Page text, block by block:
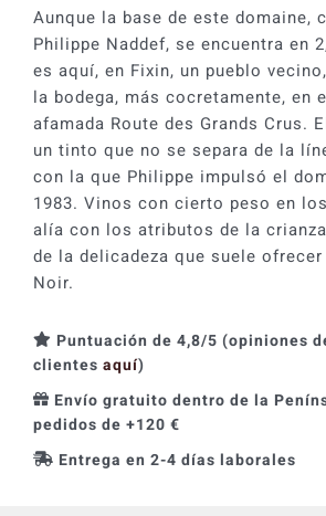
Fixin
2023
cantidad
Aunque la base de este domaine,
Philippe Naddef, se encuentra en
es aquí, en Fixin, un pueblo
la bodega, más cocretamente, en
afamada Route des Grands Crus.
un tinto que no se separa de la
con la que Philippe impulsó el
1983. Vinos con cierto peso en
alía con los atributos de la
de la delicadeza que suele
Noir.
Puntuación de 4,8/5 (opiniones
clientes aquí)
Envío gratuito dentro de la
pedidos de +120 €
Entrega en 2-4 días laborales